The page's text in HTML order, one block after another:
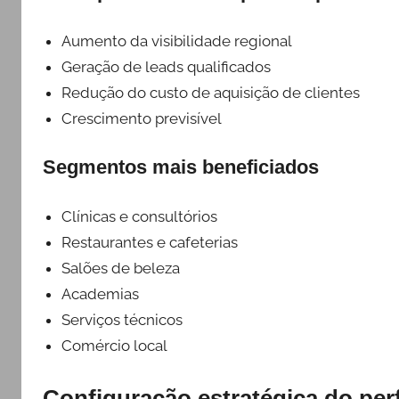
Aumento da visibilidade regional
Geração de leads qualificados
Redução do custo de aquisição de clientes
Crescimento previsível
Segmentos mais beneficiados
Clínicas e consultórios
Restaurantes e cafeterias
Salões de beleza
Academias
Serviços técnicos
Comércio local